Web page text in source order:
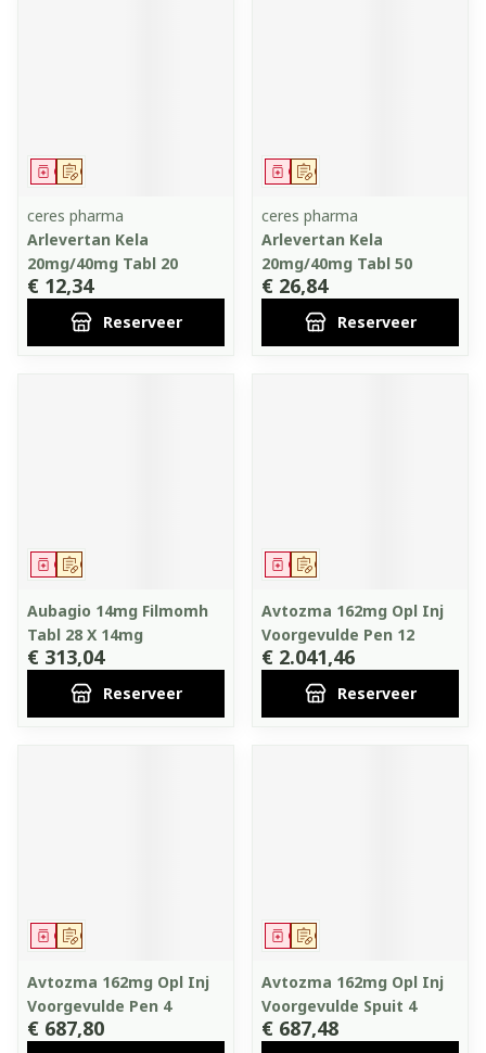
Op voorschrift
Geneesmiddel
ceres pharma
Arlevertan Kela
20mg/40mg Tabl 20
€ 12,34
Reserveer
Op voorschrift
Geneesmiddel
ceres pharma
Arlevertan Kela
20mg/40mg Tabl 50
€ 26,84
Reserveer
Op voorschrift
Geneesmiddel
Aubagio 14mg Filmomh
Tabl 28 X 14mg
€ 313,04
Reserveer
Op voorschrift
Geneesmiddel
Avtozma 162mg Opl Inj
Voorgevulde Pen 12
€ 2.041,46
Reserveer
Op voorschrift
Geneesmiddel
Avtozma 162mg Opl Inj
Voorgevulde Pen 4
€ 687,80
Op voorschrift
Geneesmiddel
Avtozma 162mg Opl Inj
Voorgevulde Spuit 4
€ 687,48